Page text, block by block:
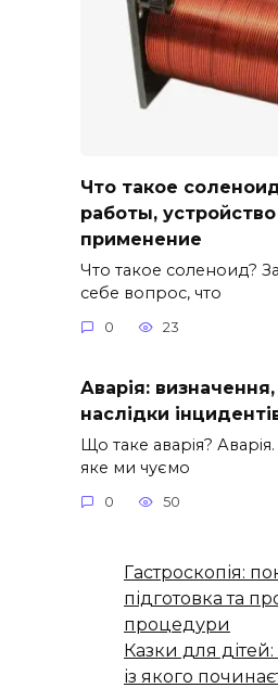
Что такое
работы,
применение
Что такое соленоид?
себе вопрос, что
0 23
Аварія:
наслідки
Що таке аварія?
яке ми чуємо
0 50
Гастроскопія:
підготовка та
процедури
Казки для дітей:
із якого